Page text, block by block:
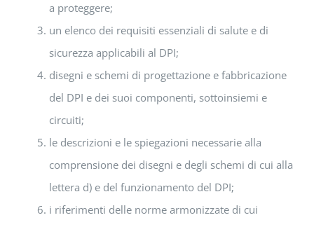
a proteggere;
un elenco dei requisiti essenziali di salute e di
sicurezza applicabili al DPI;
disegni e schemi di progettazione e fabbricazione
del DPI e dei suoi componenti, sottoinsiemi e
circuiti;
le descrizioni e le spiegazioni necessarie alla
comprensione dei disegni e degli schemi di cui alla
lettera d) e del funzionamento del DPI;
i riferimenti delle norme armonizzate di cui